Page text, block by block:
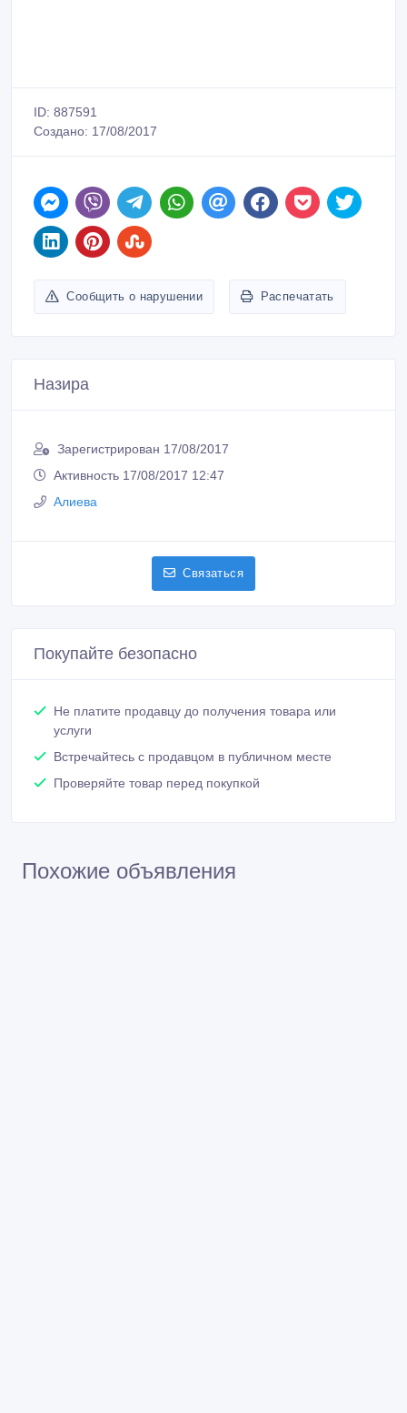
ID: 887591
Создано: 17/08/2017
Сообщить о нарушении Распечатать
Назира
Зарегистрирован 17/08/2017
Активность 17/08/2017 12:47
Алиева
Связаться
Покупайте безопасно
Не платите продавцу до получения товара или
услуги
Встречайтесь с продавцом в публичном месте
Проверяйте товар перед покупкой
Похожие объявления